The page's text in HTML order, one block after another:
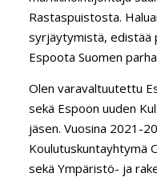
Rastaspuistosta.
syrjäytymistä, edistää
Espoota Suomen
Olen varavaltuutettu
sekä Espoon uuden
jäsen. Vuosina 2021-
Koulutuskuntayhtymä
sekä Ympäristö- ja